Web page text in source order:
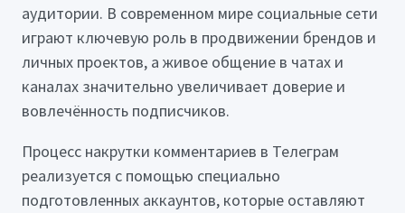
аудитории. В современном мире социальные сети
играют ключевую роль в продвижении брендов и
личных проектов, а живое общение в чатах и
каналах значительно увеличивает доверие и
вовлечённость подписчиков.
Процесс накрутки комментариев в Телеграм
реализуется с помощью специально
подготовленных аккаунтов, которые оставляют